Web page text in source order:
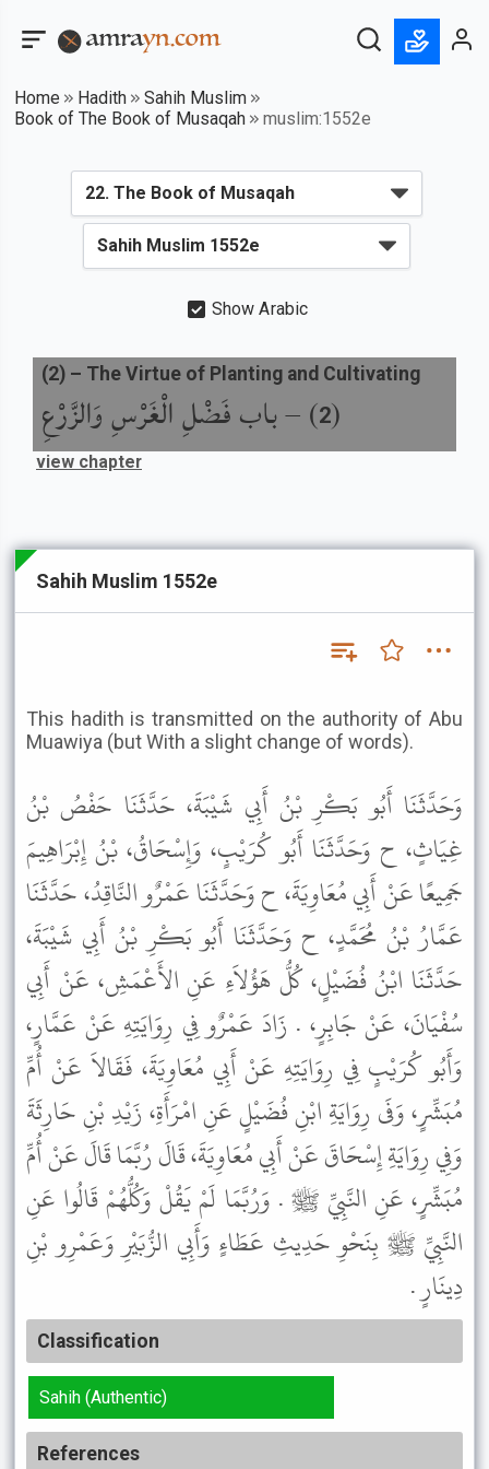
Home Hadith
Sahih Muslim
Book of The Book of Musaqah
muslim:1552e
Show Arabic
(
2
) –باب فَضْلِ الْغَرْسِ وَالزَّرْعِ
(2) – The Virtue of Planting and Cultivating
view chapter
Sahih Muslim 1552e
This hadith is transmitted on the authority of Abu
Muawiya (but With a slight change of words).
وَحَدَّثَنَا أَبُو بَكْرِ بْنُ أَبِي شَيْبَةَ، حَدَّثَنَا حَفْصُ بْنُ
غِيَاثٍ، ح وَحَدَّثَنَا أَبُو كُرَيْبٍ، وَإِسْحَاقُ، بْنُ إِبْرَاهِيمَ
جَمِيعًا عَنْ أَبِي مُعَاوِيَةَ، ح وَحَدَّثَنَا عَمْرٌو النَّاقِدُ، حَدَّثَنَا
عَمَّارُ بْنُ مُحَمَّدٍ، ح وَحَدَّثَنَا أَبُو بَكْرِ بْنُ أَبِي شَيْبَةَ،
حَدَّثَنَا ابْنُ فُضَيْلٍ، كُلُّ هَؤُلاَءِ عَنِ الأَعْمَشِ، عَنْ أَبِي
سُفْيَانَ، عَنْ جَابِرٍ، . زَادَ عَمْرٌو فِي رِوَايَتِهِ عَنْ عَمَّارٍ،
وَأَبُو كُرَيْبٍ فِي رِوَايَتِهِ عَنْ أَبِي مُعَاوِيَةَ، فَقَالاَ عَنْ أُمِّ
مُبَشِّرٍ، وَفَى رِوَايَةِ ابْنِ فُضَيْلٍ عَنِ امْرَأَةِ، زَيْدِ بْنِ حَارِثَةَ
وَفِي رِوَايَةِ إِسْحَاقَ عَنْ أَبِي مُعَاوِيَةَ، قَالَ رُبَّمَا قَالَ عَنْ أُمِّ
مُبَشِّرٍ، عَنِ النَّبِيِّ ﷺ . وَرُبَّمَا لَمْ يَقُلْ وَكُلُّهُمْ قَالُوا عَنِ
النَّبِيِّ ﷺ بِنَحْوِ حَدِيثِ عَطَاءٍ وَأَبِي الزُّبَيْرِ وَعَمْرِو بْنِ
دِينَارٍ .
Classification
Sahih (Authentic)
References